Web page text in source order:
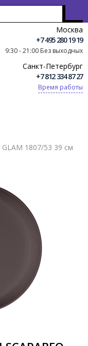
Москва
+7 495 280 19 19
9:30 - 21:00 Без выходных
Санкт-Петербург
+7 812 334 87 27
Время работы
1807/53 39 см